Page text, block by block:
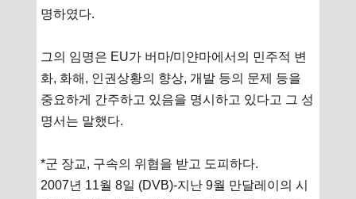
명하였다.
그의 임명은 EU가 버마/미얀마에서의 민주적 변
화, 화해, 인권상황의 향상, 개발 등의 문제 등을
중요하게 간주하고 있음을 명시하고 있다고 그 성
명서는 말했다.
*군 장교, 구속의 위협을 받고 도피하다.
2007년 11월 8일 (DVB)-지난 9월 만달레이의 시